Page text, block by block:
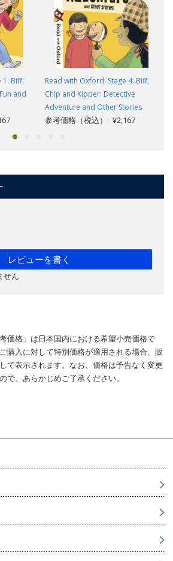
1: Biff,
and
Read with Oxford: Stage 4: Biff,
Chip and Kipper: Detective
Adventure and Other Stories
参考価格（税込）: ¥2,167
レビューを書く
せん
価格」は日本国内における希望小売価格で
購入に対して特別価格が適用される場合、販
て表示されます。なお、価格は予告なく変更
で、あらかじめご了承ください。